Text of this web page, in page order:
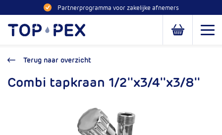
Naar inhoud Partnerprogramma voor zakelijke afnemers
Toppex
Open of
Terug naar overzicht
Combi tapkraan 1/2''x3/4''x3/8''